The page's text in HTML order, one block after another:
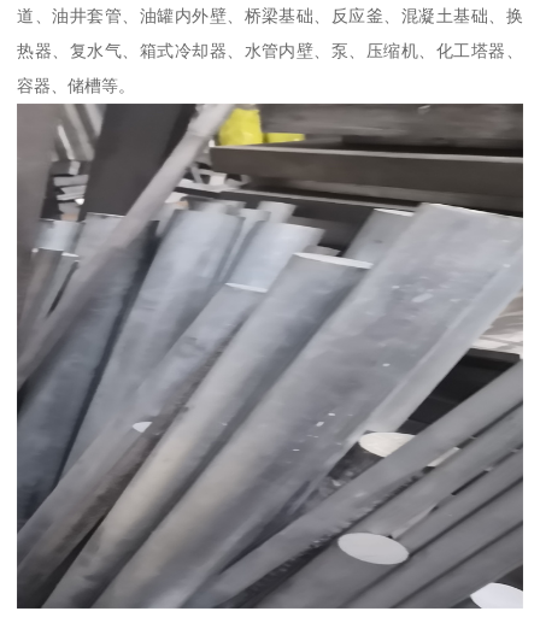
道、油井套管、油罐内外壁、桥梁基础、反应釜、混凝土基础、换
热器、复水气、箱式冷却器、水管内壁、泵、压缩机、化工塔器、
容器、储槽等。